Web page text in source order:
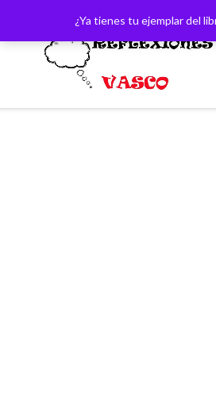
¿Ya tienes tu ejemplar del
contenido